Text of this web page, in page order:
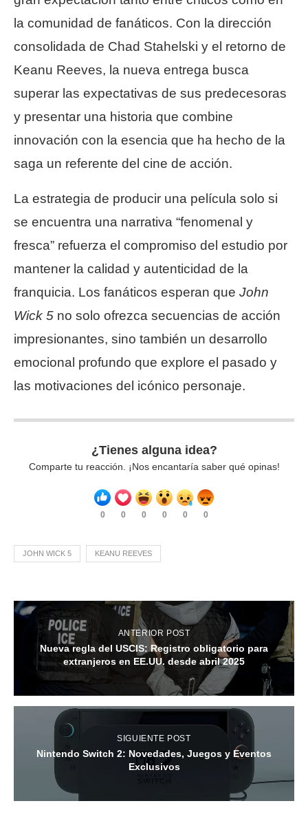
la comunidad de fanáticos. Con la dirección
consolidada de Chad Stahelski y el retorno de
Keanu Reeves, la nueva entrega busca
superar las expectativas de sus predecesoras
y presentar una historia que combine
innovación con la esencia que ha hecho de la
saga un referente del cine de acción.
La estrategia de producir una película solo si
se encuentra una narrativa “fenomenal y
fresca” refuerza el compromiso del estudio por
mantener la calidad y autenticidad de la
franquicia. Los fanáticos esperan que John
Wick 5 no solo ofrezca secuencias de acción
impresionantes, sino también un desarrollo
emocional profundo que explore el pasado y
las motivaciones del icónico personaje.
¿Tienes alguna idea?
Comparte tu reacción. ¡Nos encantaría saber qué opinas!
0 0 0 0 0 0
JOHN WICK 5 KEANU REEVES
ANTERIOR POST
Nueva regla del USCIS: Registro obligatorio para
extranjeros en EE.UU. desde abril 2025
SIGUIENTE POST
Nintendo Switch 2: Novedades, Juegos y Eventos
Exclusivos